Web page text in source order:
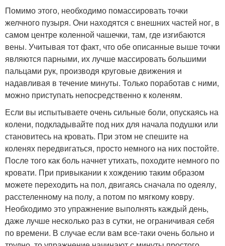
Помимо этого, необходимо помассировать точки
желчного пузыря. Они находятся с внешних частей ног, в
самом центре коленной чашечки, там, где изгибаются
вены. Учитывая тот факт, что обе описанные выше точки
являются парными, их лучше массировать большими
пальцами рук, производя круговые движения и
надавливая в течение минуты. Только поработав с ними,
можно приступать непосредственно к коленям.
Если вы испытываете очень сильные боли, опускаясь на
колени, подкладывайте под них для начала подушки или
становитесь на кровать. При этом не спешите на
коленях передвигаться, просто немного на них постойте.
После того как боль начнет утихать, походите немного по
кровати. При привыкании к хождению таким образом
можете переходить на пол, двигаясь сначала по одеялу,
расстеленному на полу, а потом по мягкому ковру.
Необходимо это упражнение выполнять каждый день,
даже лучше несколько раз в сутки, не ограничивая себя
по времени. В случае если вам все-таки очень больно и